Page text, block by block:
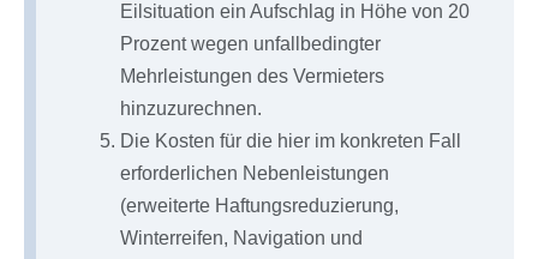
Eilsituation ein Aufschlag in Höhe von 20
Prozent wegen unfallbedingter
Mehrleistungen des Vermieters
hinzuzurechnen.
Die Kosten für die hier im konkreten Fall
erforderlichen Nebenleistungen
(erweiterte Haftungsreduzierung,
Winterreifen, Navigation und